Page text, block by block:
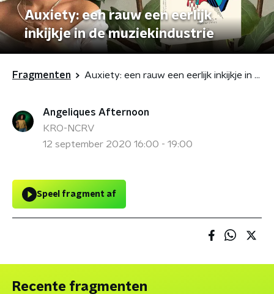
Auxiety: een rauw een eerlijk
inkijkje in de muziekindustrie
Fragmenten Auxiety: een rauw een eerlijk inkijkje in de muziekindustrie
Angeliques Afternoon
KRO-NCRV
12 september 2020 16:00 - 19:00
Speel fragment af
Recente fragmenten